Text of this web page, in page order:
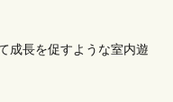
成長を促すような室内遊